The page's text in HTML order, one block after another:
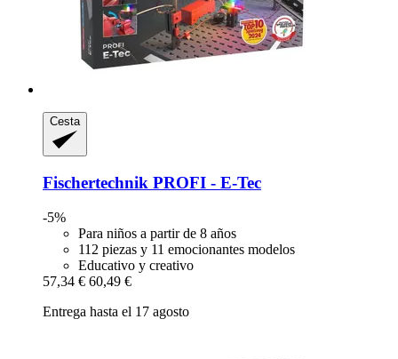
Cesta
Fischertechnik PROFI -​ E-​Tec
-5%
Para niños a partir de 8 años
112 piezas y 11 emocionantes modelos
Educativo y creativo
57,34 € 60,49 €
Entrega hasta el 17 agosto